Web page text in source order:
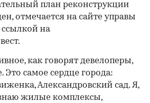
план реконструкции
отмечается на сайте управы
ссылкой на
как говорят девелоперы,
Это самое сердце города:
Александровский сад. Я,
жилые комплексы,